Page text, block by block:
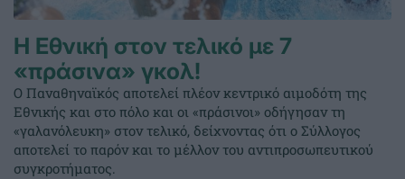
Η Εθνική στον τελικό με 7
«πράσινα» γκολ!
Ο Παναθηναϊκός αποτελεί πλέον κεντρικό αιμοδότη της
Εθνικής και στο πόλο και οι «πράσινοι» οδήγησαν τη
«γαλανόλευκη» στον τελικό, δείχνοντας ότι ο Σύλλογος
αποτελεί το παρόν και το μέλλον του αντιπροσωπευτικού
συγκροτήματος.